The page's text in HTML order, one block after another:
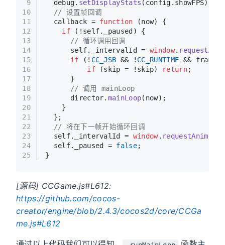
9
10
11
12
13
14
15
16
17
18
19
20
21
22
23
24
25
  debug.
setDisplayStats (config. showFPS);
// 设置帧回调
  callback =
function (now) {
if (!self. _paused ) {
// 循环调用回调
      self.
_intervalId = window.
if (! CC_JSB && ! CC_RUNTIME &&
if (skip = !skip) return;
      }
// 调用 mainLoop
      director.
mainLoop(now);
    }
  };
// 将在下一帧开始循环回调
  self.
_intervalId = window.
  self.
_paused = false;
}
[源码] CCGame.js#L612:
https://github.com/cocos-
creator/engine/blob/2.4.3/cocos2d/core/CCGa
me.js#L612